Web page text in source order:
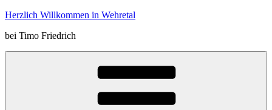
Zum
springen
Herzlich Willkommen in Wehretal
bei Timo Friedrich